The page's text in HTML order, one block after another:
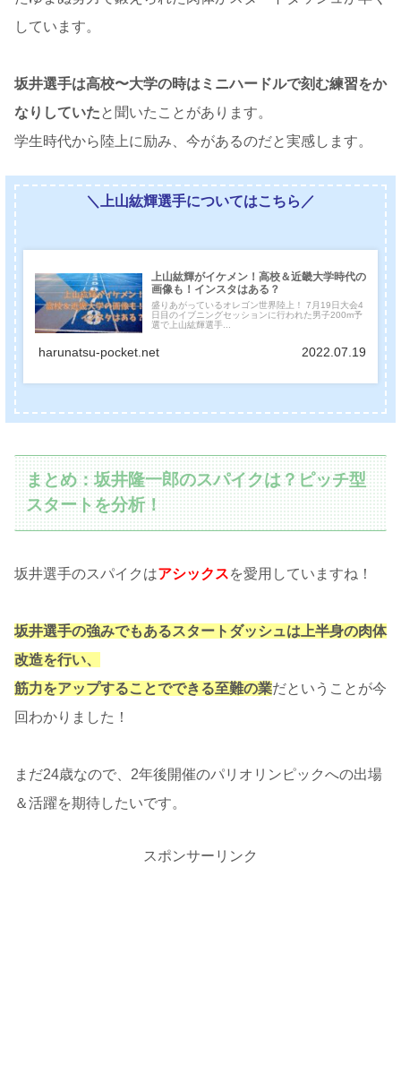
しています。
坂井選手は高校〜大学の時はミニハードルで刻む練習をか
なりしていたと聞いたことがあります。
学生時代から陸上に励み、今があるのだと実感します。
＼上山紘輝選手についてはこちら／
上山紘輝がイケメン！高校＆近畿大学時代の
画像も！インスタはある？
盛りあがっているオレゴン世界陸上！ 7月19日大会4
日目のイブニングセッションに行われた男子200m予
選で上山紘輝選手...
harunatsu-pocket.net 2022.07.19
まとめ：坂井隆一郎のスパイクは？ピッチ型
スタートを分析！
坂井選手のスパイクはアシックスを愛用していますね！
坂井選手の強みでもあるスタートダッシュは上半身の肉体
改造を行い、
筋力をアップすることでできる至難の業だということが今
回わかりました！
まだ24歳なので、2年後開催のパリオリンピックへの出場
＆活躍を期待したいです。
スポンサーリンク